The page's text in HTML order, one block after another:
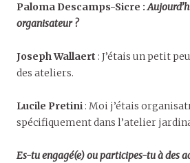
Paloma Descamps-Sicre :
organisateur ?
Joseph Wallaert : J’étais un petit
des ateliers.
Lucile Pretini: Moi j’étais
spécifiquement dans l’atelier
Es-tu engagé(e) ou participes-tu à des